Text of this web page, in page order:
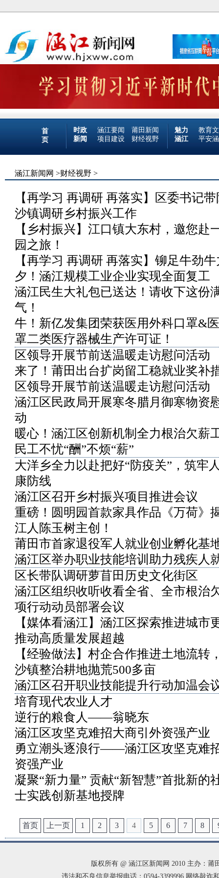
首
页
时政 涵江要闻
莆田新闻
新闻
项目建设 财经视野
魅力
教育
涵江
平安
涵江新闻网 >财经视野 >
【再学习 再调研 再落实】区委书记
沙镇调研乡村振兴工作
【乡村振兴】江口镇大东村，邀您赴
园之旅！
【再学习 再调研 再落实】铆足牛劲
夕！涵江规模工业企业实现全面复工
涵江民生大礼包已送达！请收下这份
气！
牛！新亿发集团荣获医用外科口罩&
罩二类医疗器械生产许可证！
区领导开展节前送温暖走访慰问活动
来了！莆田出台扩岗留工稳就业奖补
区领导开展节前送温暖走访慰问活动
涵江区民政局开展寒冬腊月御寒物资
动
暖心！涵江区创新机制全力根治欠薪
民工不忧“酬”不烦“薪”
大洋乡全力以赴把好“防疫关”，筑牢
康防线
涵江区召开乡村振兴项目推进会议
重磅！圆明园首款家具作品《万荷》
江人陈玉树主创！
莆田市首家退役军人就业创业孵化基
涵江区举办职业技能培训助力残疾人
区长带队调研萝苜田历史文化街区
涵江区组织收听收看全省、全市根治
项行动动员部署会议
【媒体看涵江】涵江区探索推进城市
推动高质量发展超越
【经验做法】村企合作推进土地流转
沙镇整治耕地抛荒500多亩
涵江区召开职业技能提升行动加温会
培育现代农业人才
逆行的粮食人——翁晓东
涵江区攻坚克难招大商引外资强产业
勇立潮头逐浪行——涵江区攻坚克难
资强产业
凝聚“新力量” 贡献“新智慧”首批新的
士实践创新基地授牌
首页 上一页 1 2 3 4 5 6 7 8
版权所有 @ 涵江区新闻网 2010 主办：
违法和不良信息举报电话：0594-3399996 网络敲诈